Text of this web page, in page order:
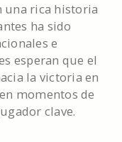
una rica historia
ha sido
e
esperan que el
la victoria en
momentos de
clave.